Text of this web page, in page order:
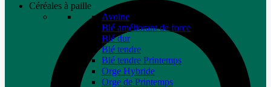
Céréales à paille
Avoine
Blé améliorant de force
Blé dur
Blé tendre
Blé tendre Printemps
Orge Hybride
Orge de Printemps